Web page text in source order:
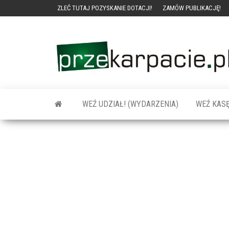
ZLEĆ TUTAJ POZYSKANIE DOTACJI! ZAMÓW PUBLIKACJĘ!
WEŹ UDZIAŁ! (WYDARZENIA) WEŹ